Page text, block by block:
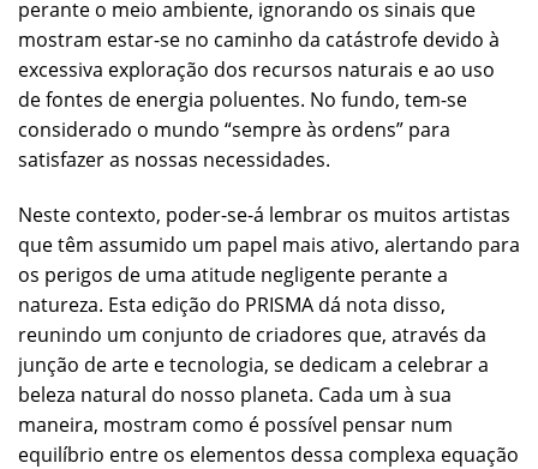
perante o meio ambiente, ignorando os sinais que
mostram estar-se no caminho da catástrofe devido à
excessiva exploração dos recursos naturais e ao uso
de fontes de energia poluentes. No fundo, tem-se
considerado o mundo “sempre às ordens” para
satisfazer as nossas necessidades.
Neste contexto, poder-se-á lembrar os muitos artistas
que têm assumido um papel mais ativo, alertando para
os perigos de uma atitude negligente perante a
natureza. Esta edição do PRISMA dá nota disso,
reunindo um conjunto de criadores que, através da
junção de arte e tecnologia, se dedicam a celebrar a
beleza natural do nosso planeta. Cada um à sua
maneira, mostram como é possível pensar num
equilíbrio entre os elementos dessa complexa equação